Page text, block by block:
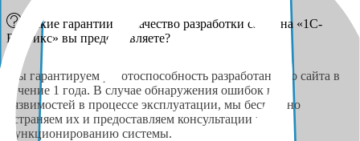
Какие гарантии на качество разработки сайта на «1С-
Битрикс» вы предоставляете?
Мы гарантируем работоспособность разработанного сайта в
течение 1 года. В случае обнаружения ошибок или
уязвимостей в процессе эксплуатации, мы бесплатно
устраняем их и предоставляем консультации по
функционированию системы.